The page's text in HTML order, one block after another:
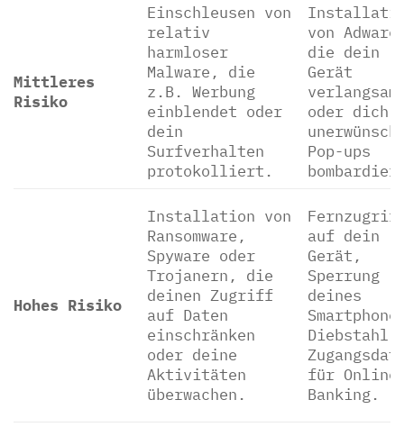
Mittleres
Risiko
Einschleusen von
relativ
harmloser
Malware, die
z.B. Werbung
einblendet oder
dein
Surfverhalten
protokolliert.
von
die dein
Gerät
oder dich
Pop-ups
Hohes Risiko
Installation von
Ransomware,
Spyware oder
Trojanern, die
deinen Zugriff
auf Daten
einschränken
oder deine
Aktivitäten
überwachen.
auf dein
Gerät,
Sperrung
deines
Diebstahl
für
Banking.